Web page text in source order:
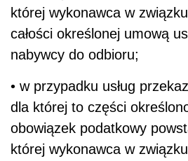
której wykonawca w
całości określonej umową
nabywcy do odbioru;
• w przypadku usług
dla której to części
obowiązek podatkowy
której wykonawca w